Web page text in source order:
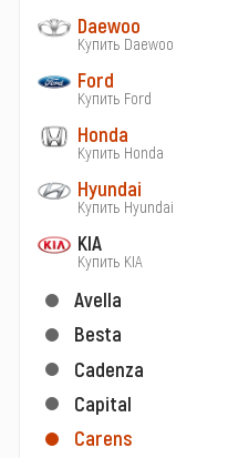
Daewoo
Купить Daewoo
Ford
Купить Ford
Honda
Купить Honda
Hyundai
Купить Hyundai
KIA
Купить KIA
Avella
Besta
Cadenza
Capital
Carens